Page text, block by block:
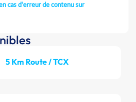
cas d'erreur de contenu sur
5 Km Route / TCX